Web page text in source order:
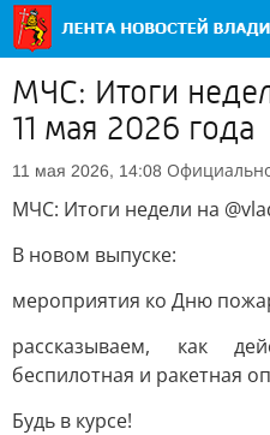
МЧС: Итоги
11 мая 2026 года
11 мая 2026, 14:08
МЧС: Итоги недели на
В новом выпуске:
мероприятия ко Дню
рассказываем, как
беспилотная и ракетная
Будь в курсе!